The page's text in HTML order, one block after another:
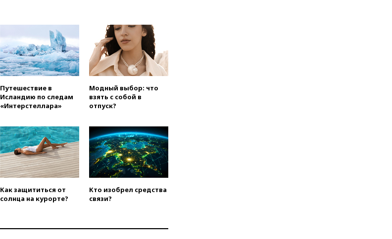
Лидеры сборной
РФ по гимнастике получили
официальный отказ в визах от
Хорватии
вчера, 21:15Пентагон
вчера, 21:00На границе
вчера, 20:53Швыдкой:
«Интервидение» точно
пройдет в 2026 году
вчера, 20:45ПВО за день
сбила еще 75 украинских
беспилотников над Россией
Путешествие в
Исландию по следам
«Интерстеллара»
Модный выбор: что
взять с собой в
отпуск?
Как защититься от
солнца на курорте?
Кто изобрел средства
связи?